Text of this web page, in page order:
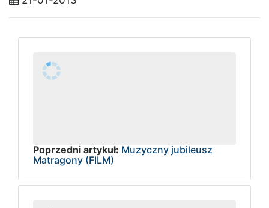
Poprzedni artykuł: Muzyczny jubileusz
Matragony (FILM)